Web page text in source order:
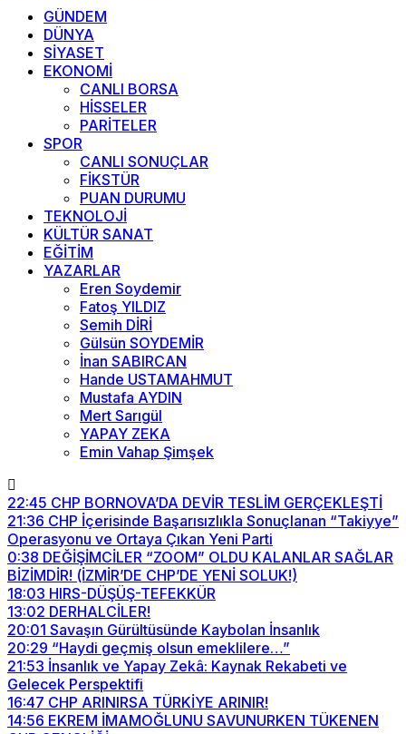
GÜNDEM
DÜNYA
SİYASET
EKONOMİ
CANLI BORSA
HİSSELER
PARİTELER
SPOR
CANLI SONUÇLAR
FİKSTÜR
PUAN DURUMU
TEKNOLOJİ
KÜLTÜR SANAT
EĞİTİM
YAZARLAR
Eren Soydemir
Fatoş YILDIZ
Semih DİRİ
Gülsün SOYDEMİR
İnan SABIRCAN
Hande USTAMAHMUT
Mustafa AYDIN
Mert Sarıgül
YAPAY ZEKA
Emin Vahap Şimşek
22:45 CHP BORNOVA’DA DEVİR TESLİM GERÇEKLEŞTİ
21:36 CHP İçerisinde Başarısızlıkla Sonuçlanan “Takiyye”
Operasyonu ve Ortaya Çıkan Yeni Parti
0:38 DEĞİŞİMCİLER “ZOOM” OLDU KALANLAR SAĞLAR
BİZİMDİR! (İZMİR’DE CHP’DE YENİ SOLUK!)
18:03 HIRS-DÜŞÜŞ-TEFEKKÜR
13:02 DERHALCİLER!
20:01 Savaşın Gürültüsünde Kaybolan İnsanlık
20:29 “Haydi geçmiş olsun emeklilere…”
21:53 İnsanlık ve Yapay Zekâ: Kaynak Rekabeti ve
Gelecek Perspektifi
16:47 CHP ARINIRSA TÜRKİYE ARINIR!
14:56 EKREM İMAMOĞLUNU SAVUNURKEN TÜKENEN